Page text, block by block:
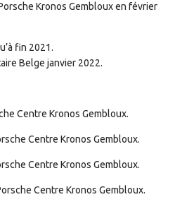
Kronos Gembloux en février
fin 2021.
Belge janvier 2022.
Centre Kronos Gembloux.
Centre Kronos Gembloux.
Centre Kronos Gembloux.
Centre Kronos Gembloux.